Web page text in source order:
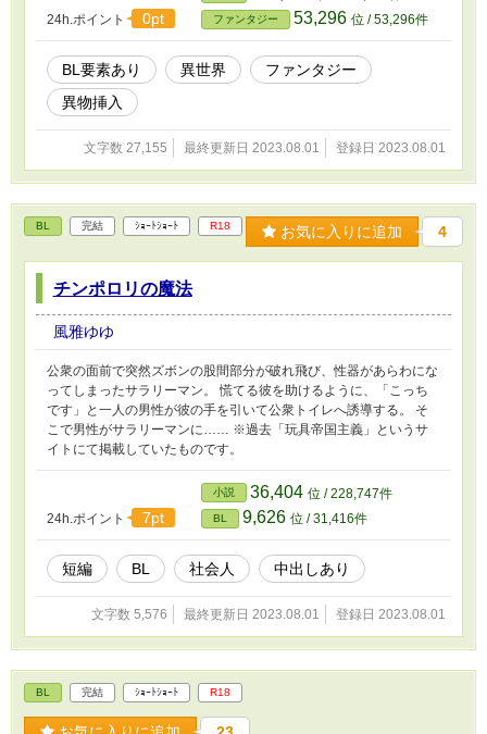
24h.ポイント 0pt ファンタジー 53,296 位 / 53,296件
BL要素あり 異世界
ファンタジー
異物挿入
文字数 27,155 最終更新日 2023.08.01 登録日 2023.08.01
BL 完結 ｼｮｰﾄｼｮｰﾄ R18 お気に入りに追加 4
チンポロリの魔法
風雅ゆゆ
公衆の面前で突然ズボンの股間部分が破れ飛び、性器があらわにな
ってしまったサラリーマン。 慌てる彼を助けるように、「こっち
です」と一人の男性が彼の手を引いて公衆トイレへ誘導する。 そ
こで男性がサラリーマンに…… ※過去「玩具帝国主義」というサ
イトにて掲載していたものです。
24h.ポイント 7pt
小説 36,404 位 / 228,747件
BL 9,626 位 / 31,416件
短編 BL 社会人 中出しあり
文字数 5,576 最終更新日 2023.08.01 登録日 2023.08.01
BL 完結 ｼｮｰﾄｼｮｰﾄ R18